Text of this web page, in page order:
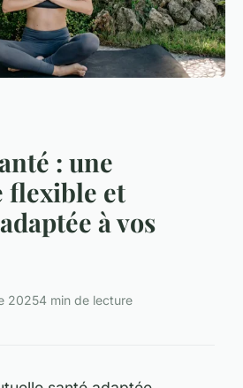
: une
flexible et
à vos
20254 min de lecture